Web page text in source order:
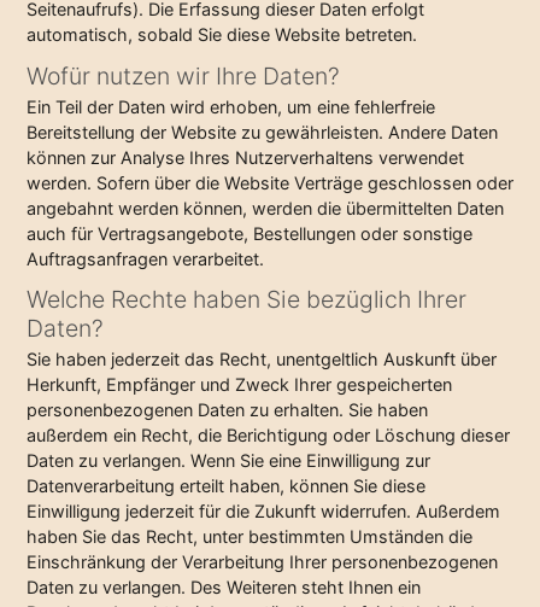
Seitenaufrufs). Die Erfassung dieser Daten erfolgt
automatisch, sobald Sie diese Website betreten.
Wofür nutzen wir Ihre Daten?
Ein Teil der Daten wird erhoben, um eine fehlerfreie
Bereitstellung der Website zu gewährleisten. Andere Daten
können zur Analyse Ihres Nutzerverhaltens verwendet
werden. Sofern über die Website Verträge geschlossen oder
angebahnt werden können, werden die übermittelten Daten
auch für Vertragsangebote, Bestellungen oder sonstige
Auftragsanfragen verarbeitet.
Welche Rechte haben Sie bezüglich Ihrer
Daten?
Sie haben jederzeit das Recht, unentgeltlich Auskunft über
Herkunft, Empfänger und Zweck Ihrer gespeicherten
personenbezogenen Daten zu erhalten. Sie haben
außerdem ein Recht, die Berichtigung oder Löschung dieser
Daten zu verlangen. Wenn Sie eine Einwilligung zur
Datenverarbeitung erteilt haben, können Sie diese
Einwilligung jederzeit für die Zukunft widerrufen. Außerdem
haben Sie das Recht, unter bestimmten Umständen die
Einschränkung der Verarbeitung Ihrer personenbezogenen
Daten zu verlangen. Des Weiteren steht Ihnen ein